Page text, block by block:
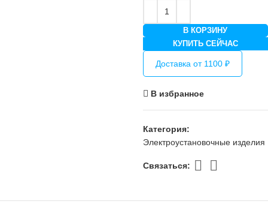
В КОРЗИНУ
КУПИТЬ СЕЙЧАС
Доставка от 1100 ₽
В избранное
Категория:
Электроустановочные изделия
Связаться: